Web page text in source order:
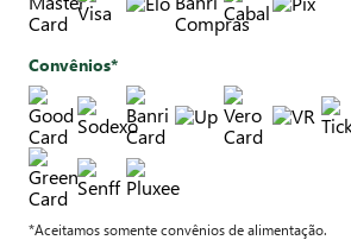
Convênios*
*Aceitamos somente convênios de alimentação.